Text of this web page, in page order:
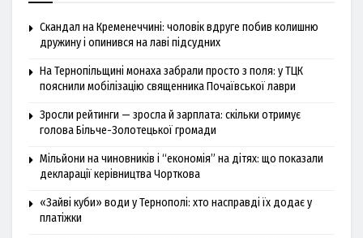
Скандал на Кременеччині: чоловік вдруге побив колишню
дружину і опинився на лаві підсудних
На Тернопільщині монаха забрали просто з поля: у ТЦК
пояснили мобілізацію священника Почаївської лаври
Зросли рейтинги — зросла й зарплата: скільки отримує
голова Більче-Золотецької громади
Мільйони на чиновників і “економія” на дітях: що показали
декларації керівництва Чорткова
«Зайві куби» води у Тернополі: хто насправді їх додає у
платіжки